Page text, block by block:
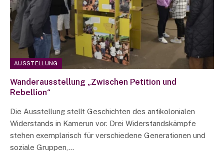
AUSSTELLUNG
Wanderausstellung „Zwischen Petition und
Rebellion“
Die Ausstellung stellt Geschichten des antikolonialen
Widerstands in Kamerun vor. Drei Widerstandskämpfe
stehen exemplarisch für verschiedene Generationen und
soziale Gruppen,…